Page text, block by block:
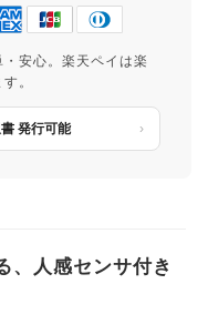
安心。楽天ペイは楽
。
発行可能
、人感センサ付き